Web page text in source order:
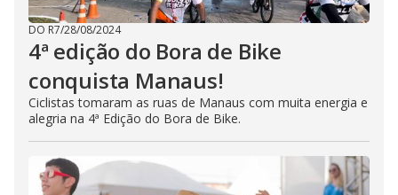
DO R7/28/08/2024
4ª edição do Bora de Bike
conquista Manaus!
Ciclistas tomaram as ruas de Manaus com muita energia e
alegria na 4ª Edição do Bora de Bike.